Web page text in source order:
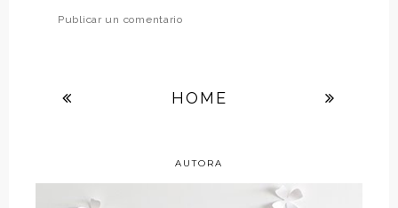
Publicar un comentario
HOME
AUTORA